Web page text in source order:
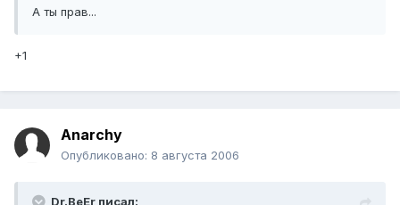
А ты прав...
+1
Anarchy
Опубликовано: 8 августа 2006
Dr.BeEr писал: